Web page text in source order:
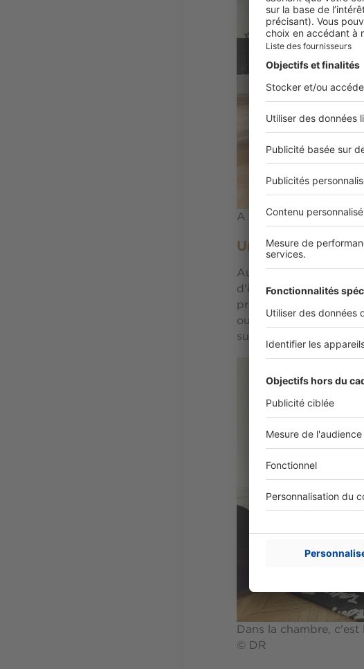
A table, vous ne
Un espace de vie
Au premier étage d'un
d'intérieur, et son
proportionnée, une
ouvrant sur un balcon,
suites et un dressing.
Dans la chambre,
© DR